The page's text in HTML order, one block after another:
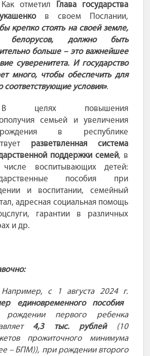
Как отметил
Глава государства
в своем Послании,
крепко стоять на своей земле,
белорусов, должно быть
больше – это важнейшее
суверенитета. И государство
много, чтобы обеспечить для
соответствующие условия».
В целях повышения
семьей и увеличения
в республике
разветвленная система
поддержки семей, в
воспитывающих детей:
пособия при
и воспитании, семейный
адресная социальная помощь
гарантии в различных
и др.
Например, с 1 августа 2024
г.
единовременного пособия
рождении первого ребенка
4,3 тыс. рублей
(10
прожиточного минимума
– БПМ)), при рождении второго